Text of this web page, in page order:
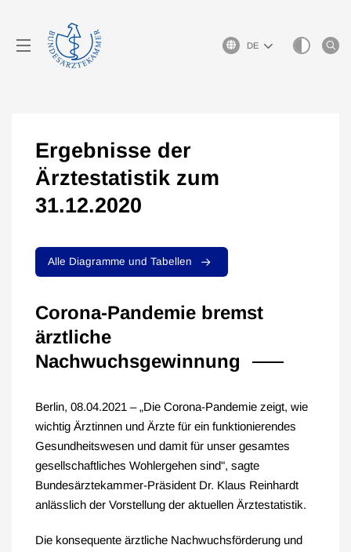
Sprachauswahl
Ergebnisse der
Ärztestatistik zum
31.12.2020
Alle Diagramme und Tabellen
Corona-Pandemie bremst
ärztliche
Nachwuchsgewinnung
Berlin, 08.04.2021 – „Die Corona-Pandemie zeigt, wie
wichtig Ärztinnen und Ärzte für ein funktionierendes
Gesundheitswesen und damit für unser gesamtes
gesellschaftliches Wohlergehen sind", sagte
Bundesärztekammer-Präsident Dr. Klaus Reinhardt
anlässlich der Vorstellung der aktuellen Ärztestatistik.
Die konsequente ärztliche Nachwuchsförderung und